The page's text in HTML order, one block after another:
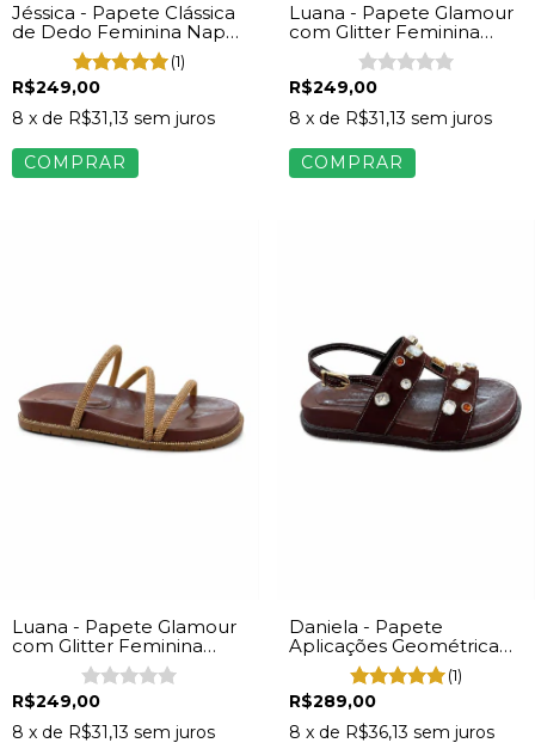
Jéssica - Papete Clássica
de Dedo Feminina Napa
(1)
R$249,00
8 x de R$31,13 sem juros
COMPRAR
Luana - Papete Glamour
com Glitter Feminina
Napa Off White
R$249,00
8 x de R$31,13 sem juros
COMPRAR
Luana - Papete Glamour
com Glitter Feminina
Napa Marrom
R$249,00
8 x de R$31,13 sem juros
Daniela - Papete
Aplicações Geométrica
Feminina Marrom(1)
R$289,00
8 x de R$36,13 sem juros